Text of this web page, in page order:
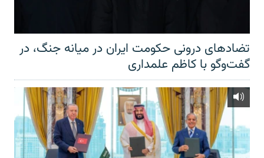
تضادهای درونی حکومت ایران در میانه جنگ، در
گفت‌‌وگو با کاظم علمداری